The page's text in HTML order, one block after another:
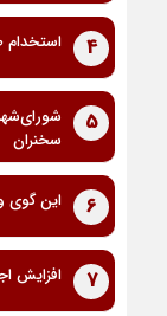
4 استخدام
5
سخنران
6 این گوی
7 افزایش اجاره